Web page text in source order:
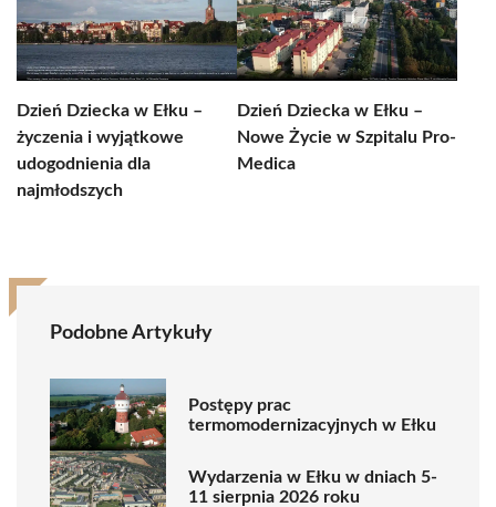
Dzień Dziecka w Ełku –
życzenia i wyjątkowe
udogodnienia dla
najmłodszych
Dzień Dziecka w Ełku –
Nowe Życie w Szpitalu Pro-
Medica
Podobne Artykuły
Postępy prac
termomodernizacyjnych w Ełku
Wydarzenia w Ełku w dniach 5-
11 sierpnia 2026 roku